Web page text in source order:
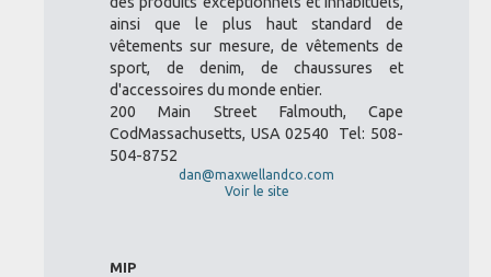
ainsi que le plus haut standard de
vêtements sur mesure, de vêtements de
sport, de denim, de chaussures et
d'accessoires du monde entier.
200 Main Street Falmouth, Cape
CodMassachusetts, USA 02540 Tel: 508-
504-8752
dan@maxwellandco.com
Voir le site
MIP